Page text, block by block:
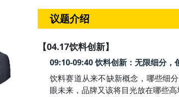
议题介绍
【04.17饮料创新】
09:10-09:40 饮料创新：无限细分，
饮料赛道从来不缺新概念，哪些细
眼未来，品牌又该将目光放在哪些